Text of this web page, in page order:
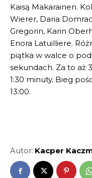
Kaisą Makarainen.
Wierer, Daria
Gregorin, Karin
Enora Latuilliere.
piątka w walce o
sekundach. Za to aż
1:30 minuty. Bieg
13:00.
Autor: Kacper